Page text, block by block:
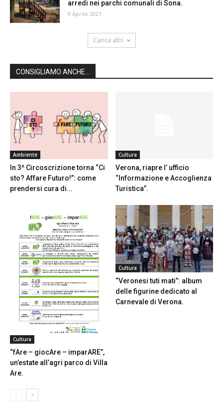
arredi nei parchi comunali di Sona.
9 Aprile 2021
Carica altri
CONSIGLIAMO ANCHE...
Ambiente
In 3^ Circoscrizione torna “Ci
sto? Affare Futuro!”: come
prendersi cura di...
Cultura
Verona, riapre l’ ufficio
“Informazione e Accoglienza
Turistica”.
Cultura
“fAre – giocAre – imparARE”,
un’estate all’agri parco di Villa
Are.
Cultura
“Veronesi tuti mati”: album
delle figurine dedicato al
Carnevale di Verona.